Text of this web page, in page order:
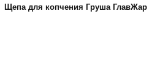
Щепа для копчения Груша ГлавЖар